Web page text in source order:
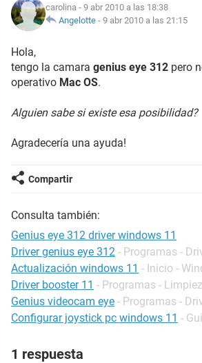
carolina - 9 abr 2010 a las 18:38
Angelotte - 9 abr 2010 a las 21:15
Hola,
tengo la camara genius eye 312 pero
operativo Mac OS.
Alguien sabe si existe esa posibilidad?
Agradecería una ayuda!
Compartir
Consulta también:
Genius eye 312 driver windows 11
Driver genius eye 312 - Programas -
Actualización windows 11 - Inicio -
Driver booster 11 - Programas -
Genius videocam eye - Programas -
Configurar joystick pc windows 11 -
1 respuesta